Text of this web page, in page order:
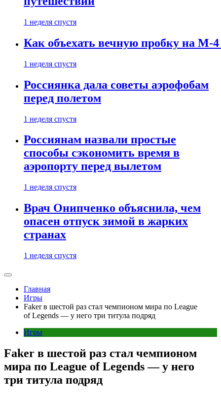
1 неделя спустя
Как объехать вечную пробку на М-
1 неделя спустя
Россиянка дала советы аэрофобам
перед полетом
1 неделя спустя
Россиянам назвали простые
способы сэкономить время в
аэропорту перед вылетом
1 неделя спустя
Врач Онипченко объяснила, чем
опасен отпуск зимой в жарких
странах
1 неделя спустя
Главная
Игры
Faker в шестой раз стал чемпионом мира по League
of Legends — у него три титула подряд
Игры
Faker в шестой раз стал чемпионом
мира по League of Legends — у него
три титула подряд